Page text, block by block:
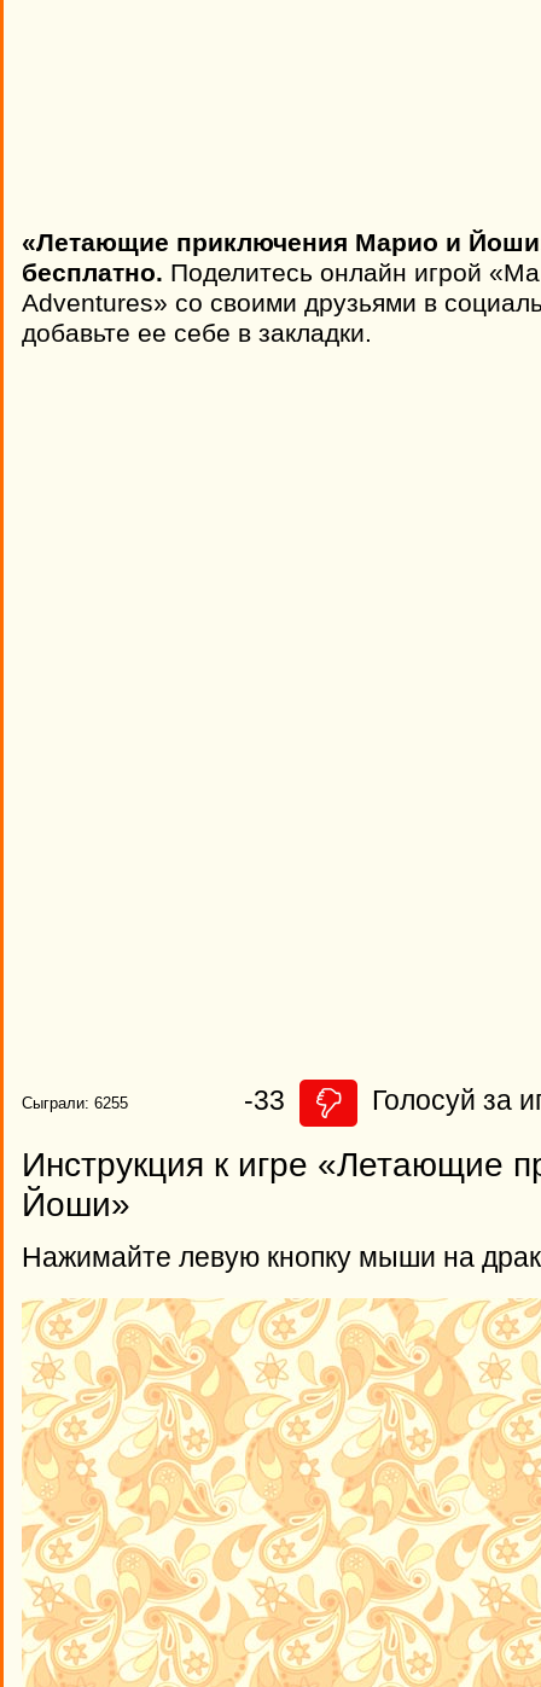
«Летающие приключения Марио и
бесплатно. Поделитесь онлайн игрой
Adventures» со своими друзьями в
добавьте ее себе в закладки.
Сыграли: 6255 -33 Голосуй за
Инструкция к игре «Летающие
Йоши»
Нажимайте левую кнопку мыши на